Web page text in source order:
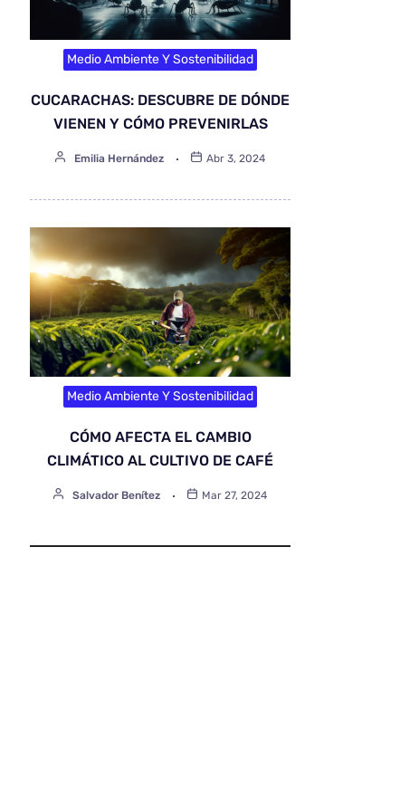
Medio Ambiente Y Sostenibilidad
CUCARACHAS: DESCUBRE DE DÓNDE
VIENEN Y CÓMO PREVENIRLAS
Emilia Hernández Abr 3, 2024
Medio Ambiente Y Sostenibilidad
CÓMO AFECTA EL CAMBIO
CLIMÁTICO AL CULTIVO DE CAFÉ
Salvador Benítez Mar 27, 2024